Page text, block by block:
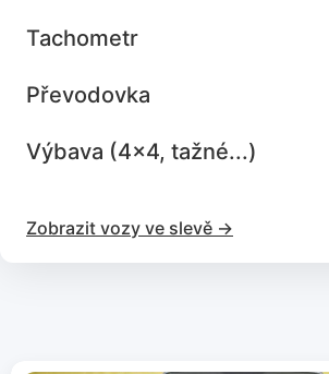
Tachometr
Převodovka
Výbava (4x4, tažné...)
Zobrazit vozy ve slevě ->